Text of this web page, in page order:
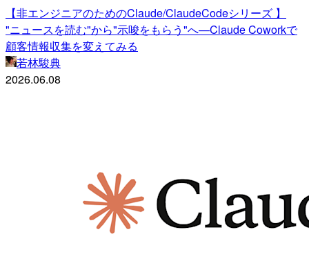
【非エンジニアのためのClaude/ClaudeCodeシリーズ 】
"ニュースを読む"から"示唆をもらう"へ—Claude Coworkで
顧客情報収集を変えてみる
若林駿典
2026.06.08